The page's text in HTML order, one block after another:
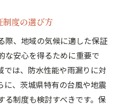
度の選び方
際、地域の気候に適した保証
な安心を得るために重要で
では、防水性能や雨漏りに対
に、茨城県特有の台風や地震
る制度も検討すべきです。保